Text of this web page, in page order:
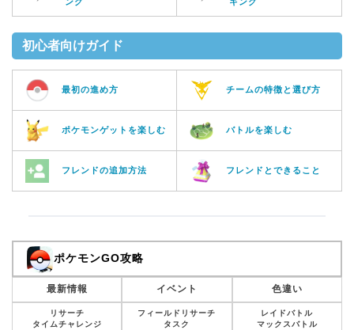
初心者向けガイド
最初の進め方 チームの特徴と選び方
ポケモンゲットを楽しむ バトルを楽しむ
フレンドの追加方法 フレンドとできること
ポケモンGO攻略
最新情報 イベント 色違い
リサーチ
タイムチャレンジ
フィールドリサーチ
タスク
レイドバトル
マックスバトル